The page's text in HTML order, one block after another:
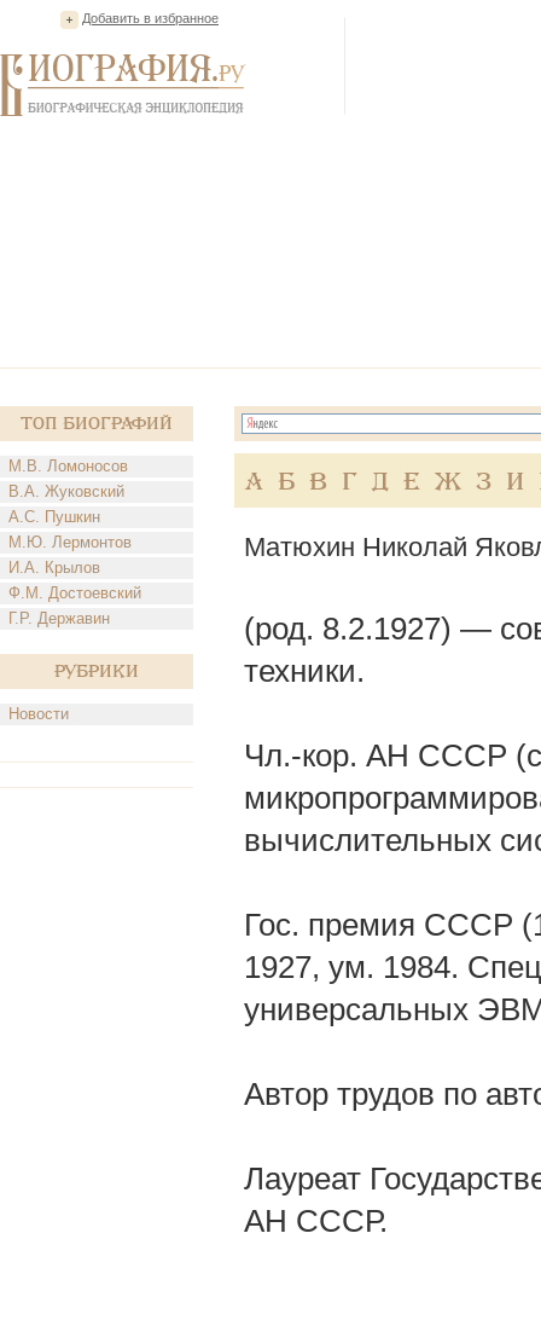
Добавить в избранное
Топ Биографий
М.В. Ломоносов
В.А. Жуковский
А.С. Пушкин
М.Ю. Лермонтов
И.А. Крылов
Ф.М. Достоевский
Г.Р. Державин
Рубрики
Новости
А Б В Г Д Е Ж З И
Матюхин Николай
(род. 8.2.1927) —
техники.
Чл.-кор. АН СССР
вычислительных
Гос. премия СССР
1927, ум. 1984.
универсальных
Автор трудов по
Лауреат
АН СССР.